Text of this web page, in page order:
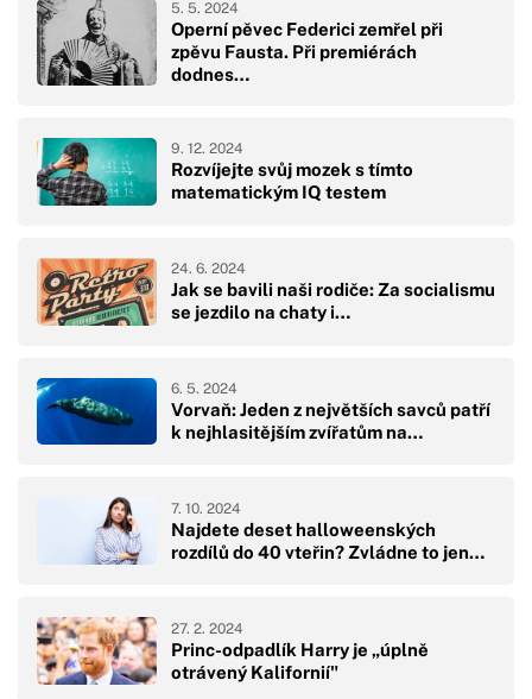
Operní pěvec Federici zemřel při
zpěvu Fausta. Při premiérách
dodnes…
5. 5. 2024
Rozvíjejte svůj mozek s tímto
matematickým IQ testem
9. 12. 2024
Jak se bavili naši rodiče: Za socialismu
se jezdilo na chaty i…
24. 6. 2024
Vorvaň: Jeden z největších savců patří
k nejhlasitějším zvířatům na…
6. 5. 2024
Najdete deset halloweenských
rozdílů do 40 vteřin? Zvládne to jen…
7. 10. 2024
Princ-odpadlík Harry je „úplně
otrávený Kalifornií"
27. 2. 2024